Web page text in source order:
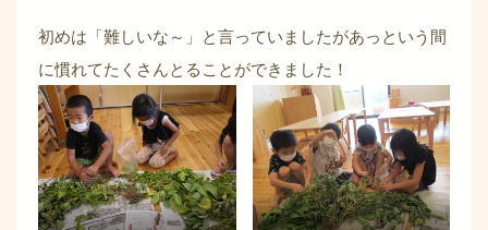
初めは「難しいな～」と言っていましたがあっという間
に慣れてたくさんとることができました！